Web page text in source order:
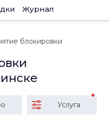
Журнал
блокировки
Услуга